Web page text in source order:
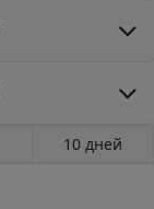
10 дней